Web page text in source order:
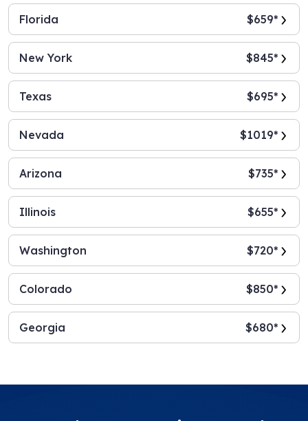
Florida $659*
New York $845*
Texas $695*
Nevada $1019*
Arizona $735*
Illinois $655*
Washington $720*
Colorado $850*
Georgia $680*